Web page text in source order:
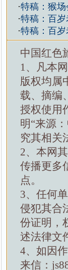
·特稿：猴
·特稿：百
·特稿：百
中国红色
1、凡本
版权均属
载、摘编
授权使用
明“来源
究其相关
2、本网
传播更多
点。
3、任何
侵犯其合
份证明，
述法律文
4、如因
来信：